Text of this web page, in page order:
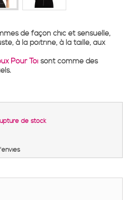
de façon chic et sensuelle,
à la poitrine, à la taille, aux
Pour Toi sont comme des
de stock